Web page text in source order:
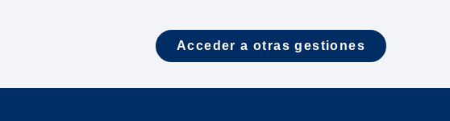
Acceder a otras gestiones